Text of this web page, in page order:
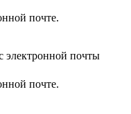
почте.
электронной почты
почте.